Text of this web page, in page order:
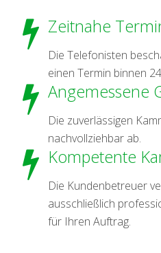
Zeitnahe
Die Telefonisten
einen Termin binnen
Angemessene
Die zuverlässigen
nachvollziehbar ab.
Kompetente
Die Kundenbetreuer
ausschließlich
für Ihren Auftrag.